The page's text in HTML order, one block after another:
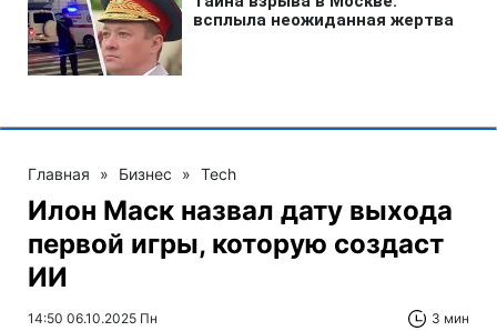
Главная » Бизнес » Tech
Илон Маск назвал дату выхода
первой игры, которую создаст
ИИ
14:50 06.10.2025 Пн 3 мин